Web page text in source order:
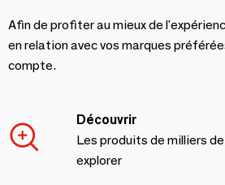
Afin de profiter au mieux de
en relation avec vos marques
compte.
Découvrir
Les produits de milliers
explorer